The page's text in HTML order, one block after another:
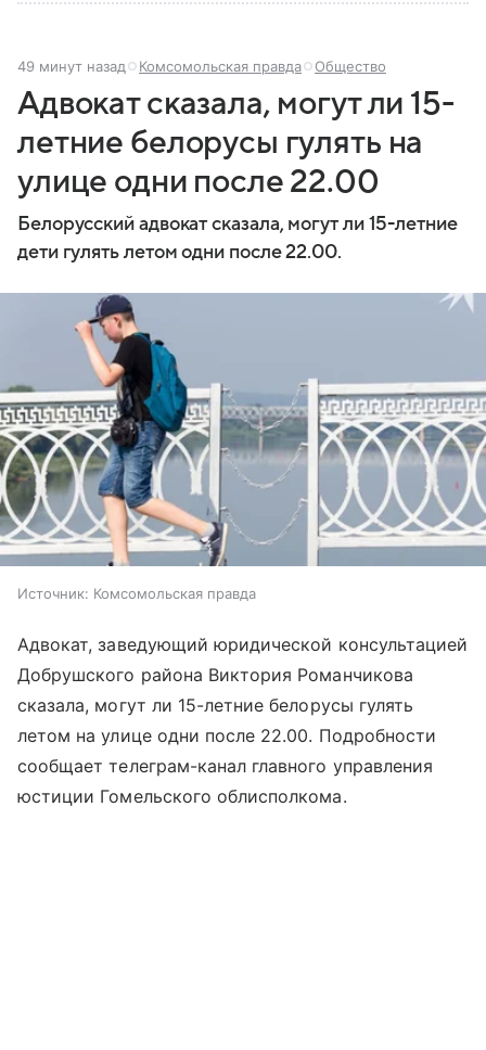
49 минут назад Комсомольская правда Общество
Адвокат сказала, могут ли 15-
летние белорусы гулять на
улице одни после 22.00
Белорусский адвокат сказала, могут ли 15-летние
дети гулять летом одни после 22.00.
Источник: Комсомольская правда
Адвокат, заведующий юридической консультацией
Добрушского района Виктория Романчикова
сказала, могут ли 15-летние белорусы гулять
летом на улице одни после 22.00. Подробности
сообщает телеграм-канал главного управления
юстиции Гомельского облисполкома.